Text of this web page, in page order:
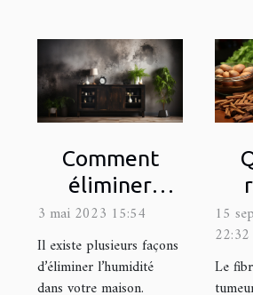
Comment
éliminer
efficacement
l'humidité
dans votre
3 mai 2023 15:54
Il existe plusieurs façons
d’éliminer l’humidité
dans votre maison.
15
22:32
Le